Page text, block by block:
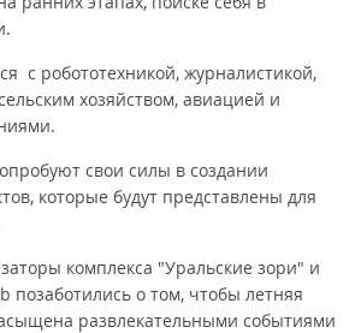
с робототехникой, журналистикой,
хозяйством, авиацией и
свои силы в создании
которые будут представлены для
комплекса "Уральские зори" и
позаботились о том, чтобы летняя
развлекательными событиями